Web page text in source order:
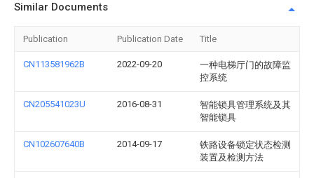
Similar Documents
Publication Publication Date Title
CN113581962B 2022-09-20
一种电梯厅门的故障监
控系统
CN205541023U 2016-08-31
智能锁具管理系统及其
智能锁具
CN102607640B 2014-09-17
铁路设备锁定状态检测
装置及检测方法